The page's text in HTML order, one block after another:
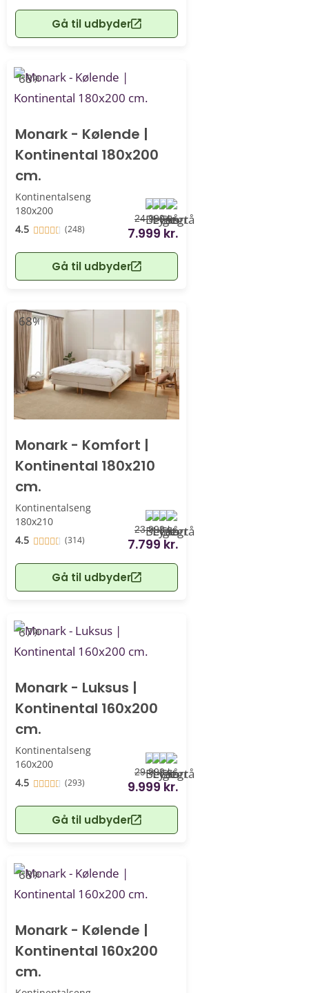
Gå til udbyder
-68%
Monark - Kølende |
Kontinental 180x200
cm.
Kontinentalseng
180x200
4.5
(248)
24.999 kr.
7.999 kr.
Gå til udbyder
-68%
Monark - Komfort |
Kontinental 180x210
cm.
Kontinentalseng
180x210
4.5
(314)
23.999 kr.
7.799 kr.
Gå til udbyder
-67%
Monark - Luksus |
Kontinental 160x200
cm.
Kontinentalseng
160x200
4.5
(293)
29.999 kr.
9.999 kr.
Gå til udbyder
-68%
Monark - Kølende |
Kontinental 160x200
cm.